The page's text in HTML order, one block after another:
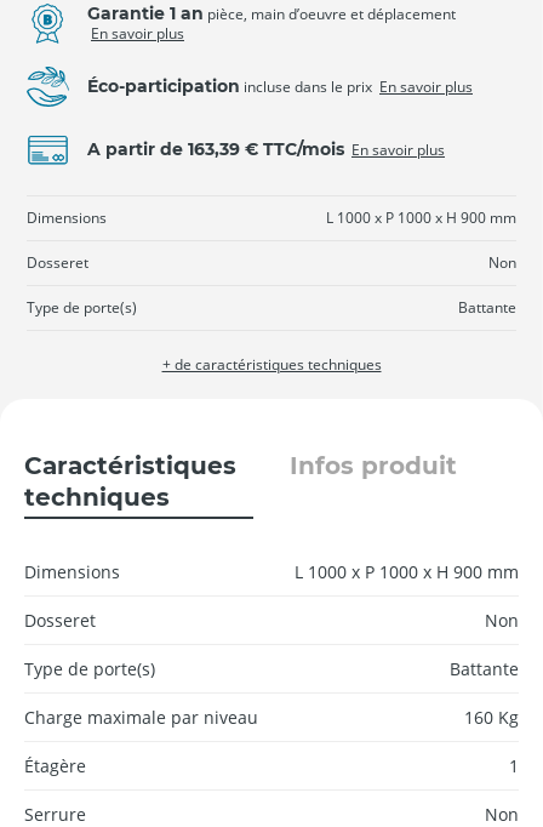
Garantie 1 an pièce, main d’oeuvre et déplacement
En savoir plus
Éco-participation incluse dans le prix En savoir plus
A partir de 163,39 € TTC/mois En savoir plus
Dimensions L 1000 x P 1000 x H 900 mm
Dosseret Non
Type de porte(s) Battante
+ de caractéristiques techniques
Caractéristiques
techniques
Infos produit
Dimensions L 1000 x P 1000 x H 900 mm
Dosseret Non
Type de porte(s) Battante
Charge maximale par niveau 160 Kg
Étagère 1
Serrure Non